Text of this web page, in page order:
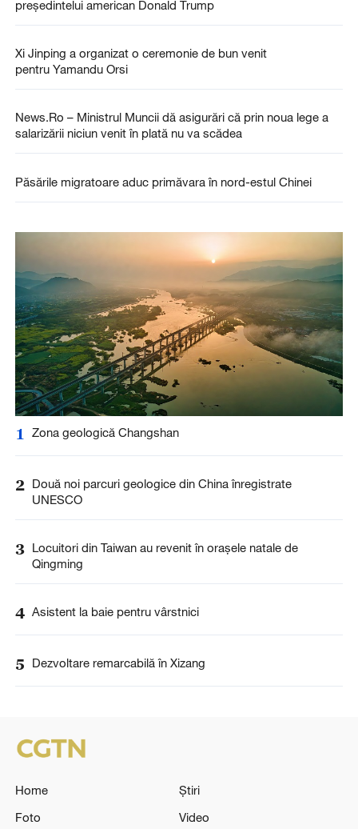
președintelui american Donald Trump
Xi Jinping a organizat o ceremonie de bun venit
pentru Yamandu Orsi
News.Ro – Ministrul Muncii dă asigurări că prin noua lege a
salarizării niciun venit în plată nu va scădea
Păsările migratoare aduc primăvara în nord-estul Chinei
1 Zona geologică Changshan
2 Două noi parcuri geologice din China înregistrate
UNESCO
3 Locuitori din Taiwan au revenit în orașele natale de
Qingming
4 Asistent la baie pentru vârstnici
5 Dezvoltare remarcabilă în Xizang
Home
Știri
Foto
Video